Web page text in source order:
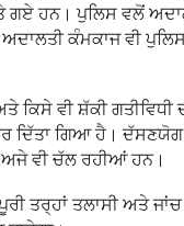
ਹਨ। ਪੁਲਿਸ ਵਲੋਂ
ਕੰਮਕਾਜ ਵੀ
ਵੀ ਸ਼ੱਕੀ ਗਤੀਵਿਧੀ
ਦਿੱਤਾ ਗਿਆ ਹੈ। ਦੱਸਣਯੋਗ
ਵੀ ਚੱਲ ਰਹੀਆਂ ਹਨ।
ਤਰ੍ਹਾਂ ਤਲਾਸੀ ਅਤੇ